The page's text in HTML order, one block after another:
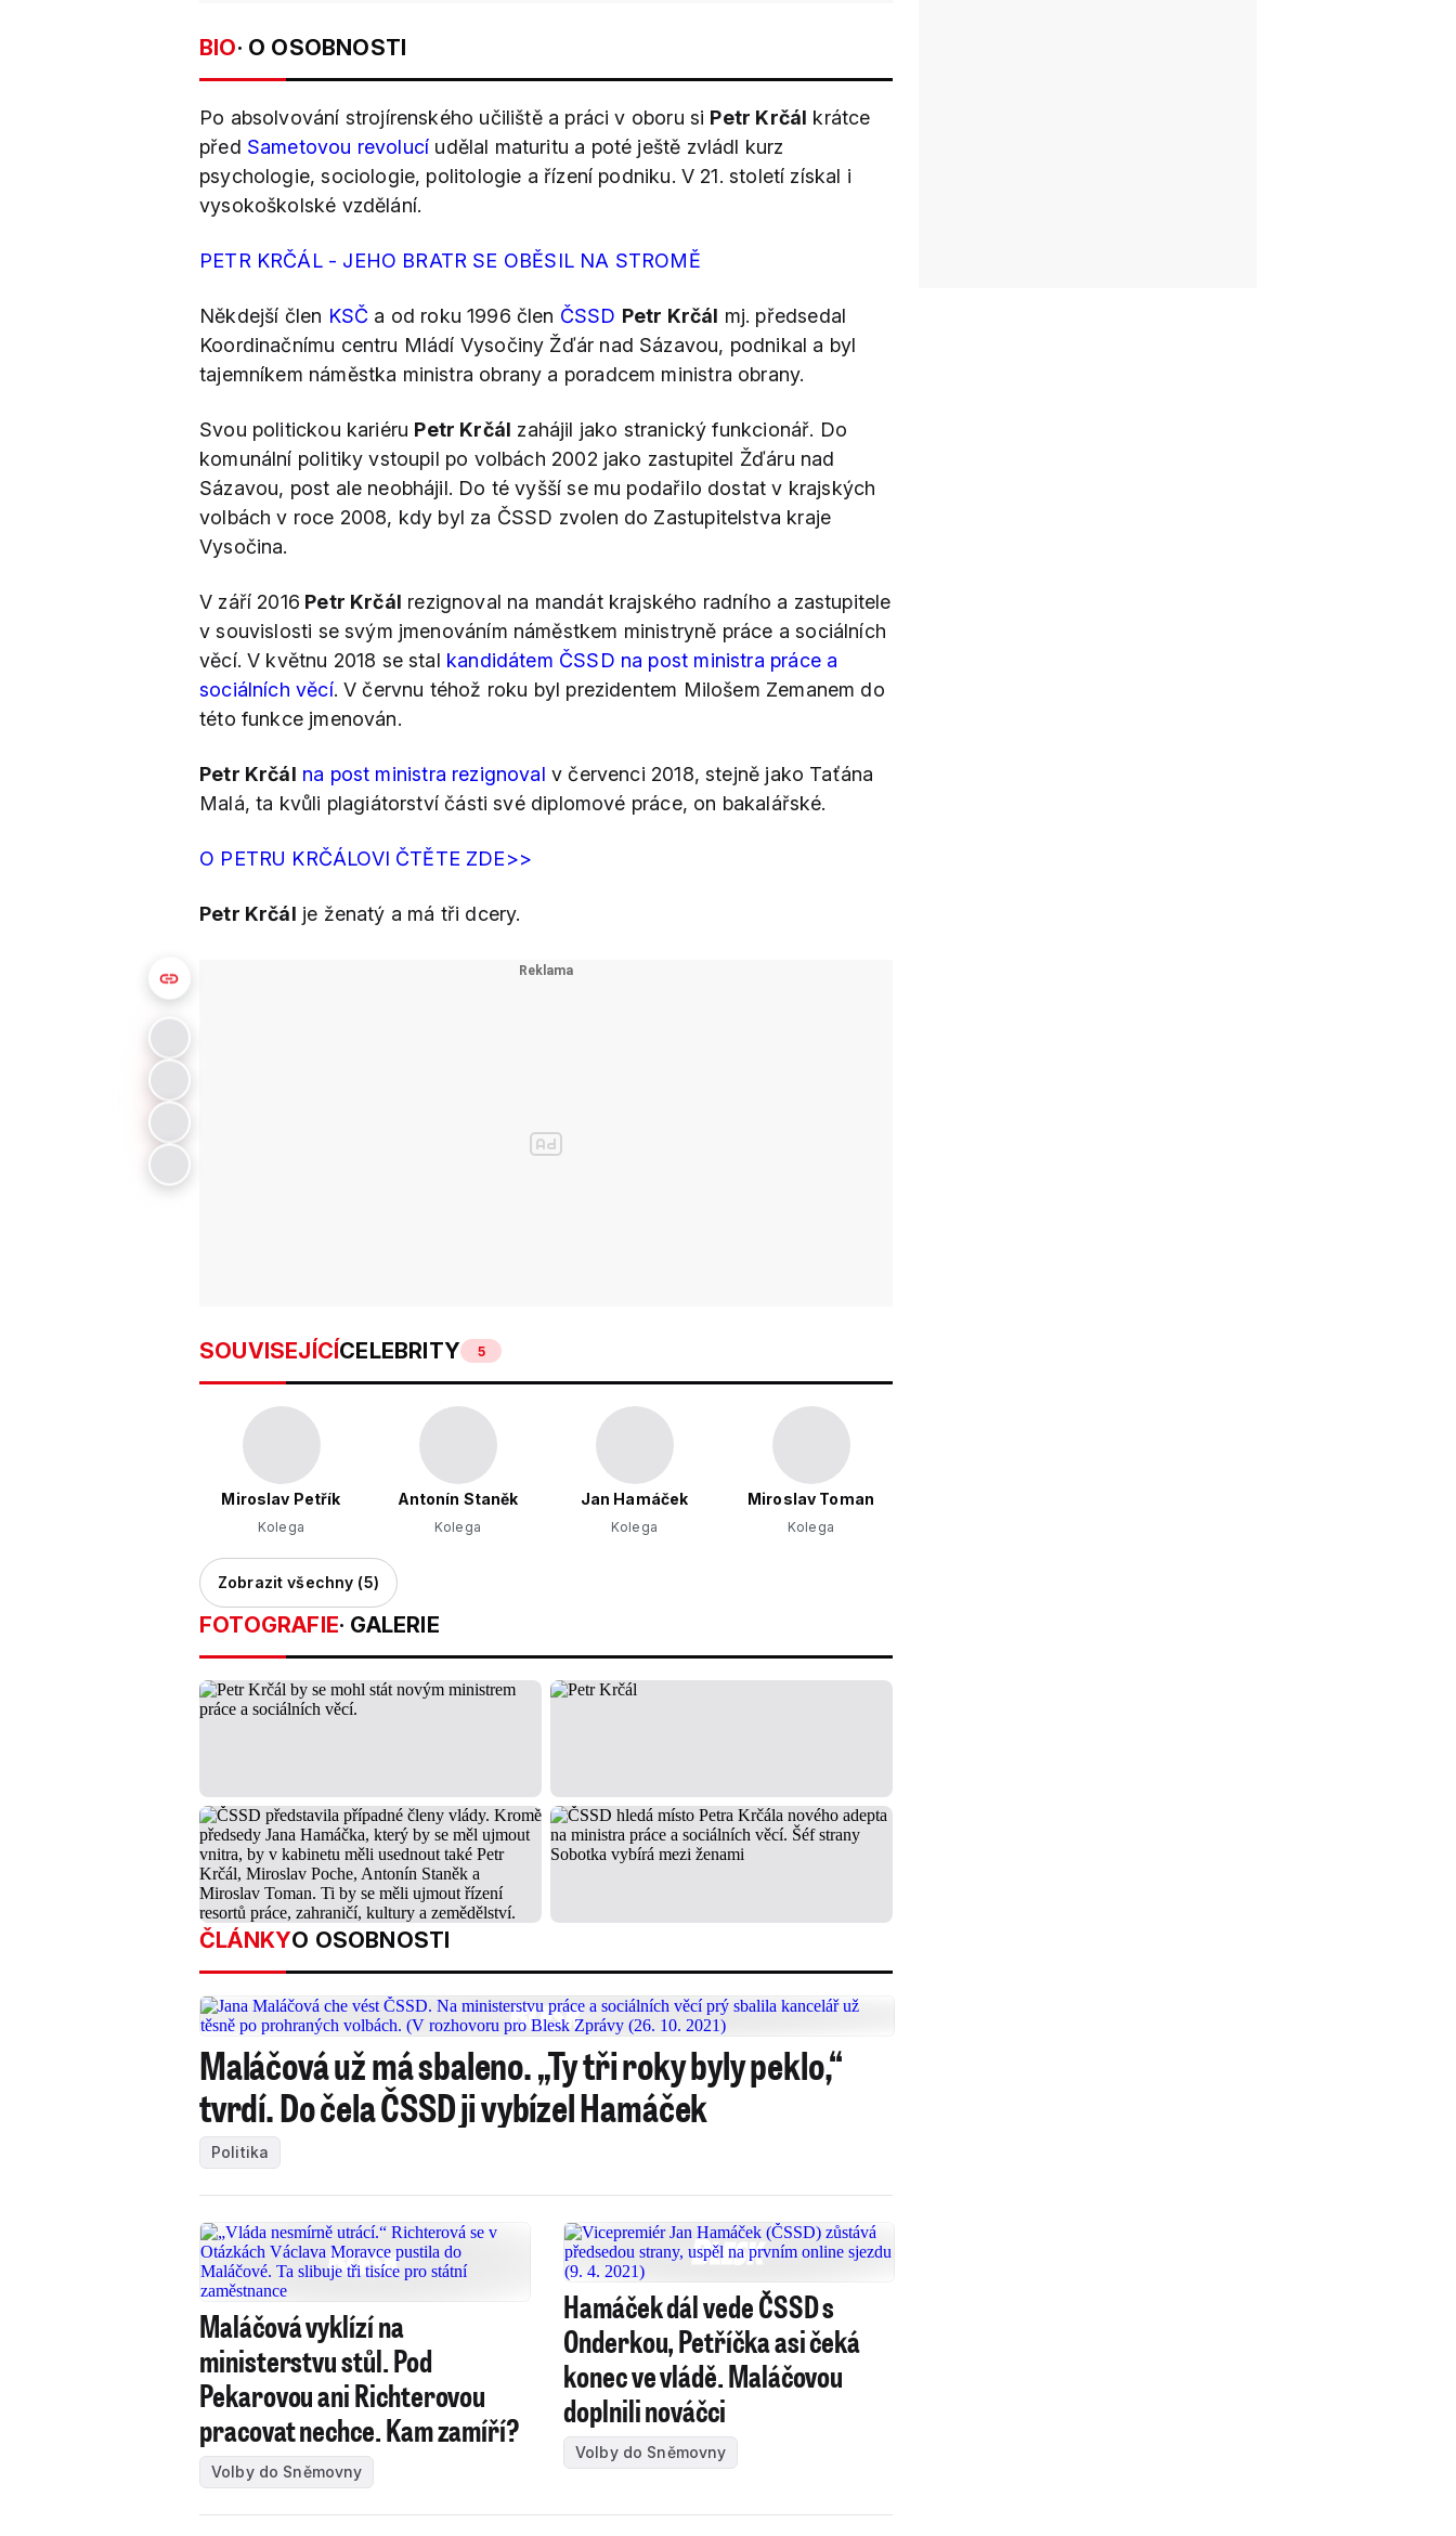
BIO· O OSOBNOSTI
Po absolvování strojírenského učiliště a práci v oboru si Petr Krčál krátce
před Sametovou revolucí udělal maturitu a poté ještě zvládl kurz
psychologie, sociologie, politologie a řízení podniku. V 21. století získal i
vysokoškolské vzdělání.
PETR KRČÁL - JEHO BRATR SE OBĚSIL NA STROMĚ
Někdejší člen KSČ a od roku 1996 člen ČSSD Petr Krčál mj. předsedal
Koordinačnímu centru Mládí Vysočiny Žďár nad Sázavou, podnikal a byl
tajemníkem náměstka ministra obrany a poradcem ministra obrany.
Svou politickou kariéru Petr Krčál zahájil jako stranický funkcionář. Do
komunální politiky vstoupil po volbách 2002 jako zastupitel Žďáru nad
Sázavou, post ale neobhájil. Do té vyšší se mu podařilo dostat v krajských
volbách v roce 2008, kdy byl za ČSSD zvolen do Zastupitelstva kraje
Vysočina.
V září 2016 Petr Krčál rezignoval na mandát krajského radního a zastupitele
v souvislosti se svým jmenováním náměstkem ministryně práce a sociálních
věcí. V květnu 2018 se stal kandidátem ČSSD na post ministra práce a
sociálních věcí. V červnu téhož roku byl prezidentem Milošem Zemanem do
této funkce jmenován.
Petr Krčál na post ministra rezignoval v červenci 2018, stejně jako Taťána
Malá, ta kvůli plagiátorství části své diplomové práce, on bakalářské.
O PETRU KRČÁLOVI ČTĚTE ZDE>>
Petr Krčál je ženatý a má tři dcery.
SOUVISEJÍCÍCELEBRITY 5
Miroslav Petřík
Kolega
Antonín Staněk
Kolega
Jan Hamáček
Kolega
Miroslav Toman
Kolega
Zobrazit všechny (5)
FOTOGRAFIE· GALERIE
ČLÁNKYO OSOBNOSTI
Maláčová už má sbaleno. „Ty tři roky byly peklo,“
tvrdí. Do čela ČSSD ji vybízel Hamáček
Politika
Maláčová vyklízí na
ministerstvu stůl. Pod
Pekarovou ani Richterovou
pracovat nechce. Kam zamíří?
Volby do Sněmovny
Hamáček dál vede ČSSD s
Onderkou, Petříčka asi čeká
konec ve vládě. Maláčovou
doplnili nováčci
Volby do Sněmovny